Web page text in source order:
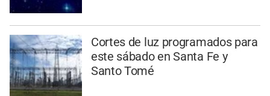
Cortes de luz programados para
este sábado en Santa Fe y
Santo Tomé